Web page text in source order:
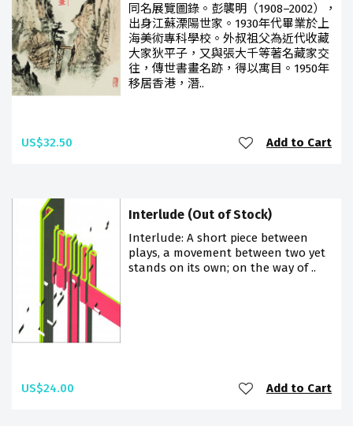
同名展覽圖錄。彭襲明（1908–2002），
出身江蘇溧陽世家。1930年代畢業於上
海美術專科學校。外叔祖父為近代收藏
大家狄平子，又與張大千等著名藏家交
往，傳世書畫名跡，得以寓目。1950年
移居香港，潛..
US$32.50 Add to Cart
Interlude (Out of Stock)
Interlude: A short piece between
plays, a movement between two yet
stands on its own; on the way of ..
US$24.00 Add to Cart